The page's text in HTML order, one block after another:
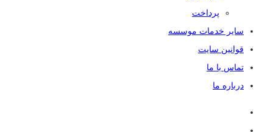
پرداخت
سایر خدمات موسسه
قوانین سایت
تماس با ما
درباره ما